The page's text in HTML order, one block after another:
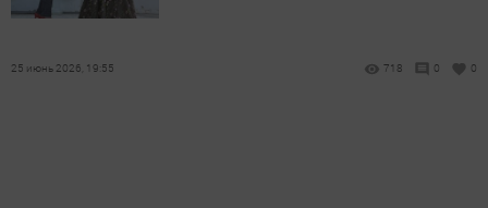
25 июнь 2026, 19:55 718 0 0